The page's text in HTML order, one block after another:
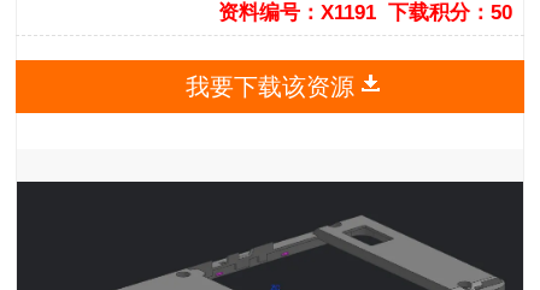
下载积分：50
资料编号：X1191
我要下载该资源